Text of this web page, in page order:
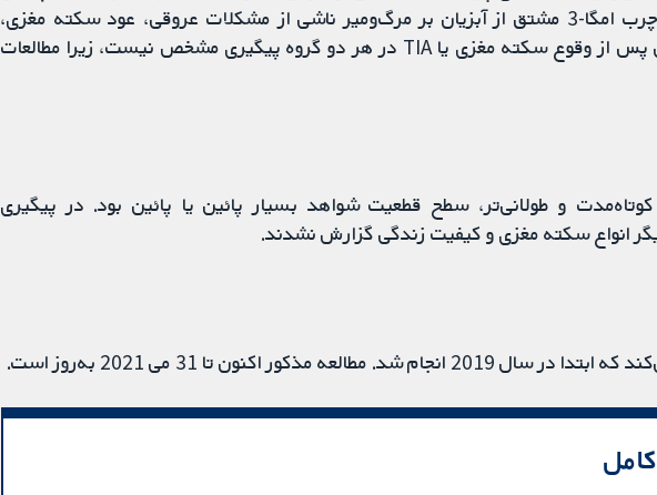
برخوردار بود. تاثیر اسیدهای چرب امگا-3 مشتق از آبزیان بر مرگ‌ومیر ناشی از مشکلات عروقی، عود سکته مغزی،
عوارض جانبی، و کیفیت زندگی پس از وقوع سکته مغزی یا TIA در هر دو گروه پیگیری مشخص نیست، زیرا مطالعات
و طولانی‌تر، سطح قطعیت شواهد بسیار پائین یا پائین بود. در پیگیری
انواع سکته مغزی و کیفیت زندگی گزارش نشدند.
مذکور اکنون تا 31 می‌ 2021 به‌روز است.